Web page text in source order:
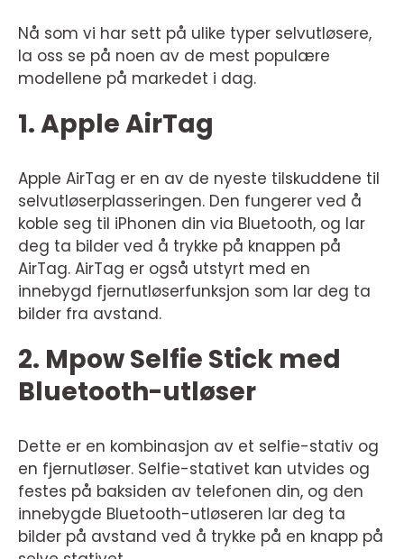
Nå som vi har sett på ulike typer selvutløsere,
la oss se på noen av de mest populære
modellene på markedet i dag.
1. Apple AirTag
Apple AirTag er en av de nyeste tilskuddene til
selvutløserplasseringen. Den fungerer ved å
koble seg til iPhonen din via Bluetooth, og lar
deg ta bilder ved å trykke på knappen på
AirTag. AirTag er også utstyrt med en
innebygd fjernutløserfunksjon som lar deg ta
bilder fra avstand.
2. Mpow Selfie Stick med
Bluetooth-utløser
Dette er en kombinasjon av et selfie-stativ og
en fjernutløser. Selfie-stativet kan utvides og
festes på baksiden av telefonen din, og den
innebygde Bluetooth-utløseren lar deg ta
bilder på avstand ved å trykke på en knapp på